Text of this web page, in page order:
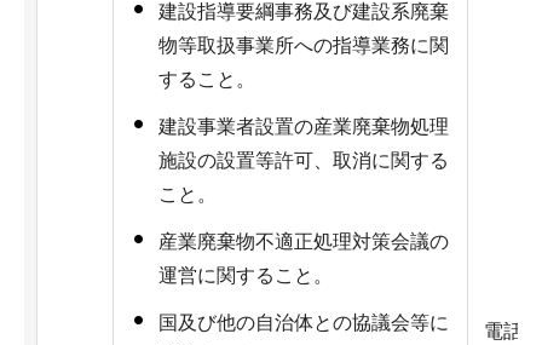
建設指導要綱事務及び建設系廃棄
物等取扱事業所への指導業務に関
すること。
建設事業者設置の産業廃棄物処理
施設の設置等許可、取消に関する
こと。
産業廃棄物不適正処理対策会議の
運営に関すること。
国及び他の自治体との協議会等に
電話